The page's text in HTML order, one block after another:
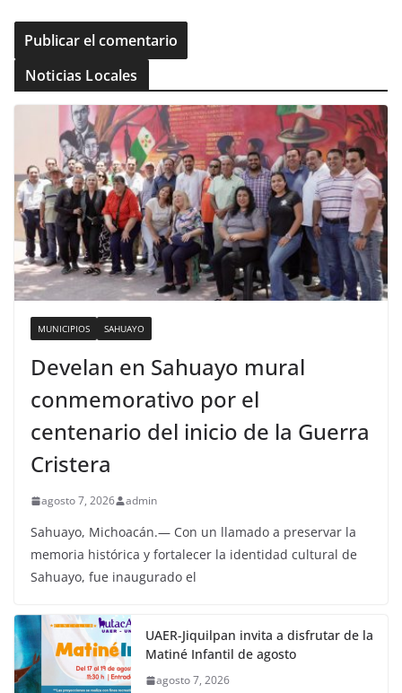
Noticias Locales
MUNICIPIOS SAHUAYO
Develan en Sahuayo mural
conmemorativo por el
centenario del inicio de la Guerra
Cristera
agosto 7, 2026 admin
Sahuayo, Michoacán.— Con un llamado a preservar la
memoria histórica y fortalecer la identidad cultural de
Sahuayo, fue inaugurado el
UAER-Jiquilpan invita a disfrutar de la
Matiné Infantil de agosto
agosto 7, 2026